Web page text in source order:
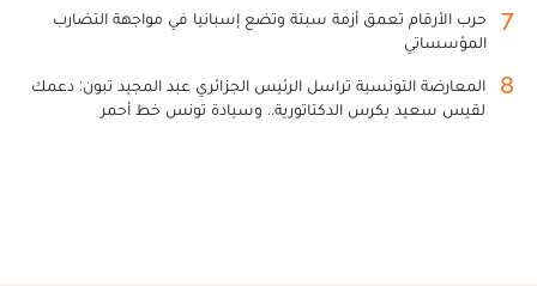
7
حرب الأرقام تعمق أزمة سبتة وتضع إسبانيا في مواجهة التضارب
المؤسساتي
8
المعارضة التونسية تراسل الرئيس الجزائري عبد المجيد تبون: دعمك
لقيس سعيد يكرس الدكتاتورية.. وسيادة تونس خط أحمر